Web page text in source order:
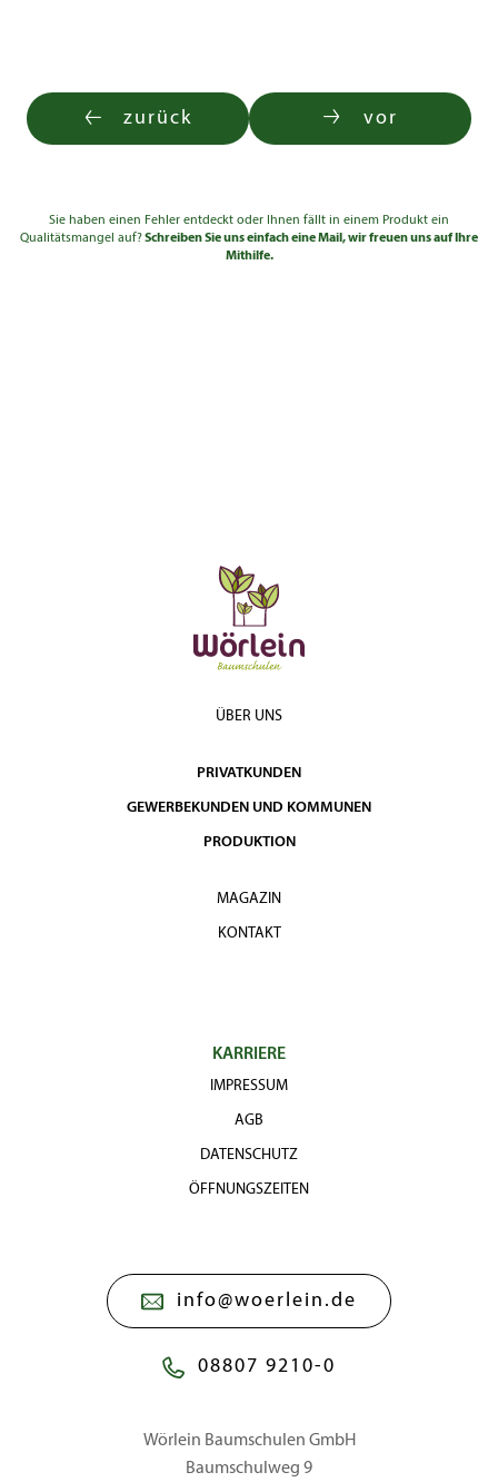
zurück vor
Sie haben einen Fehler entdeckt oder Ihnen fällt in einem Produkt ein
Qualitätsmangel auf?Schreiben Sie uns einfach eine Mail, wir freuen uns auf Ihre
Mithilfe.
ÜBER UNS
PRIVATKUNDEN
GEWERBEKUNDEN UND KOMMUNEN
PRODUKTION
MAGAZIN
KONTAKT
KARRIERE
IMPRESSUM
AGB
DATENSCHUTZ
ÖFFNUNGSZEITEN
info@woerlein.de
08807 9210-0
Wörlein Baumschulen GmbH
Baumschulweg 9